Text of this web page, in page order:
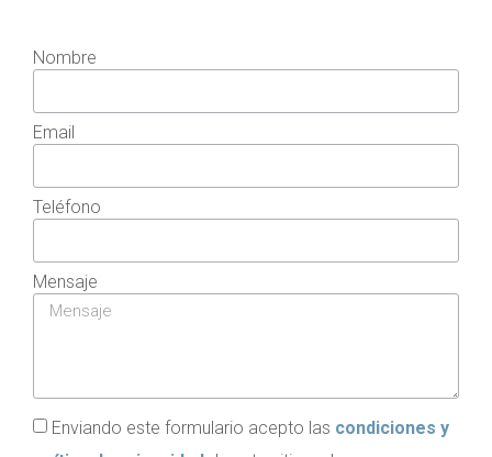
Nombre
Email
Teléfono
Mensaje
Enviando este formulario acepto las condiciones y